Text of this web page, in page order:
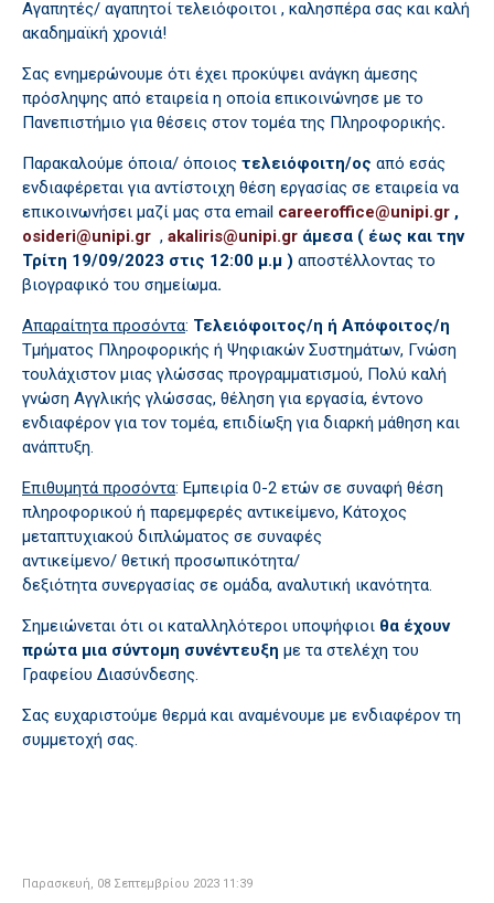
Αγαπητές/ αγαπητοί τελειόφοιτοι , καλησπέρα σας και καλή
ακαδημαϊκή χρονιά!
Σας ενημερώνουμε ότι έχει προκύψει ανάγκη άμεσης
πρόσληψης από εταιρεία η οποία επικοινώνησε με το
Πανεπιστήμιο για θέσεις στον τομέα της Πληροφορικής.
Παρακαλούμε όποια/ όποιος τελειόφοιτη/ος από εσάς
ενδιαφέρεται για αντίστοιχη θέση εργασίας σε εταιρεία να
επικοινωνήσει μαζί μας στα email
,
,
άμεσα ( έως και την
Τρίτη 19/09/2023 στις 12:00 μ.μ ) αποστέλλοντας το
βιογραφικό του σημείωμα.
Απαραίτητα προσόντα: Τελειόφοιτος/η ή Απόφοιτος/η
Τμήματος Πληροφορικής ή Ψηφιακών Συστημάτων, Γνώση
τουλάχιστον μιας γλώσσας προγραμματισμού, Πολύ καλή
γνώση Αγγλικής γλώσσας, θέληση για εργασία, έντονο
ενδιαφέρον για τον τομέα, επιδίωξη για διαρκή μάθηση και
ανάπτυξη.
Επιθυμητά προσόντα: Εμπειρία 0-2 ετών σε συναφή θέση
πληροφορικού ή παρεμφερές αντικείμενο, Κάτοχος
μεταπτυχιακού διπλώματος σε συναφές
αντικείμενο/ θετική προσωπικότητα/
δεξιότητα συνεργασίας σε ομάδα, αναλυτική ικανότητα.
Σημειώνεται ότι οι καταλληλότεροι υποψήφιοι θα έχουν
πρώτα μια σύντομη συνέντευξη με τα στελέχη του
Γραφείου Διασύνδεσης.
Σας ευχαριστούμε θερμά και αναμένουμε με ενδιαφέρον τη
συμμετοχή σας.
Παρασκευή, 08 Σεπτεμβρίου 2023 11:39